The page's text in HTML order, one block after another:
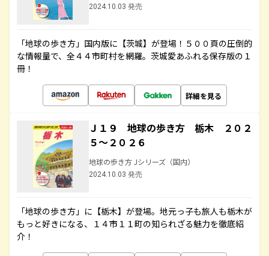
2024.10.03 発売
「地球の歩き方」国内版に【茨城】が登場！５００頁の圧倒的
な情報量で、全４４市町村を網羅。茨城愛あふれる保存版の１
冊！
詳細を見る
Ｊ１９ 地球の歩き方 栃木 ２０２
５～２０２６
地球の歩き方 Jシリーズ（国内）
2024.10.03 発売
「地球の歩き方」に【栃木】が登場。地元っ子も旅人も栃木が
もっと好きになる、１４市１１町の知られざる魅力を徹底紹
介！